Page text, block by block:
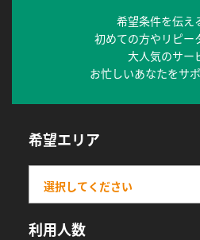
希望条件を伝え
初めての方やリピー
大人気のサー
お忙しいあなたをサ
希望エリア
利用人数